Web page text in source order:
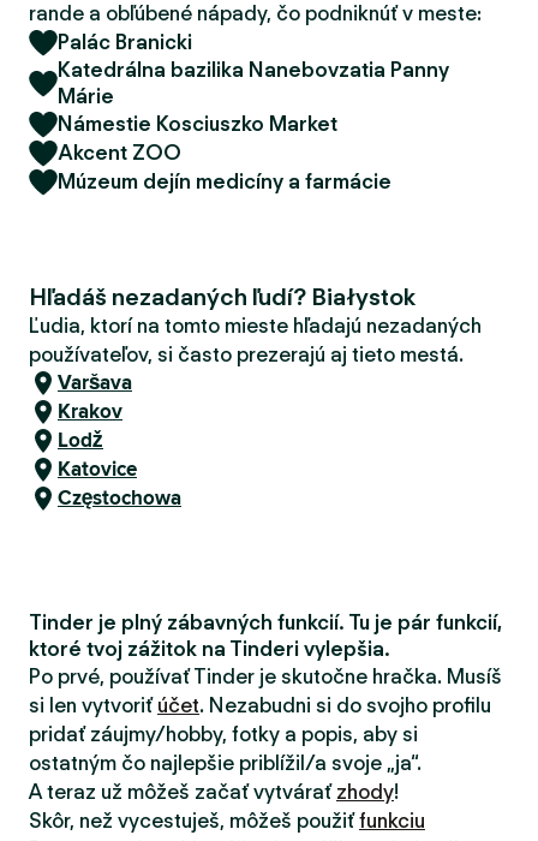
rande a obľúbené nápady, čo podniknúť v meste:
Palác Branicki
Katedrálna bazilika Nanebovzatia Panny
Márie
Námestie Kosciuszko Market
Akcent ZOO
Múzeum dejín medicíny a farmácie
Hľadáš nezadaných ľudí? Białystok
Ľudia, ktorí na tomto mieste hľadajú nezadaných
používateľov, si často prezerajú aj tieto mestá.
Varšava
Krakov
Lodž
Katovice
Częstochowa
Tinder je plný zábavných funkcií. Tu je pár funkcií,
ktoré tvoj zážitok na Tinderi vylepšia.
Po prvé, používať Tinder je skutočne hračka. Musíš
si len vytvoriť účet. Nezabudni si do svojho profilu
pridať záujmy/hobby, fotky a popis, aby si
ostatným čo najlepšie priblížil/a svoje „ja“.
A teraz už môžeš začať vytvárať zhody!
Skôr, než vycestuješ, môžeš použiťfunkciu